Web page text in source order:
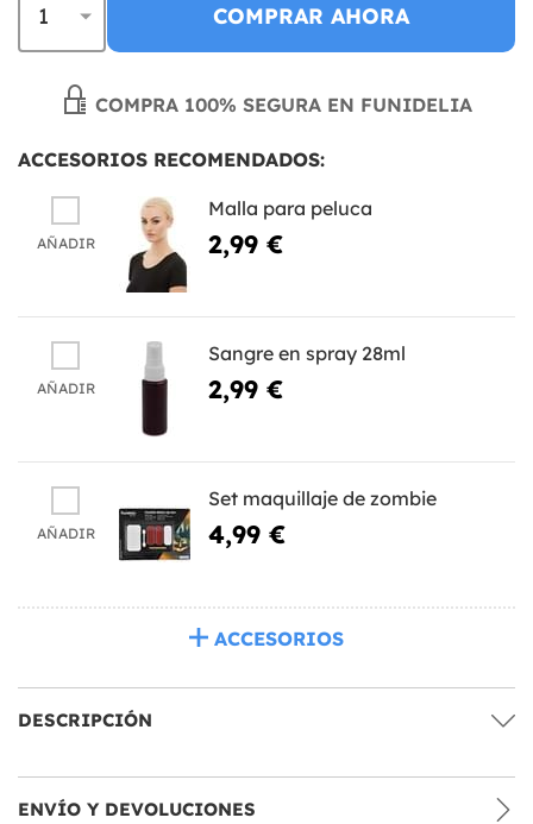
COMPRAR AHORA
COMPRA 100% SEGURA EN FUNIDELIA
ACCESORIOS RECOMENDADOS:
AÑADIR
Malla para peluca
2,99 €
AÑADIR
Sangre en spray 28ml
2,99 €
AÑADIR
Set maquillaje de zombie
4,99 €
ACCESORIOS
DESCRIPCIÓN
ENVÍO Y DEVOLUCIONES